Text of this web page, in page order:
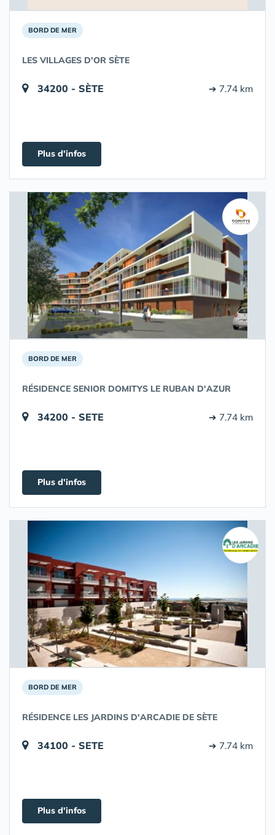
BORD DE MER
LES VILLAGES D'OR SÈTE
34200 - SÈTE ➔ 7.74 km
Plus d'infos
BORD DE MER
RÉSIDENCE SENIOR DOMITYS LE RUBAN D'AZUR
34200 - SETE ➔ 7.74 km
Plus d'infos
BORD DE MER
RÉSIDENCE LES JARDINS D'ARCADIE DE SÈTE
34100 - SETE ➔ 7.74 km
Plus d'infos